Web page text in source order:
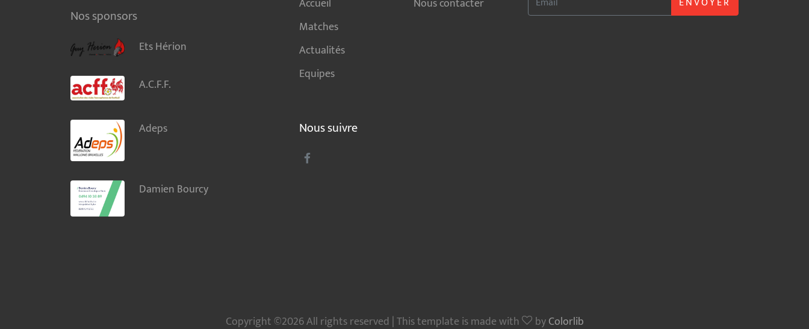
Nos sponsors
Ets Hérion
A.C.F.F.
Adeps
Damien Bourcy
Accueil
Matches
Actualités
Equipes
Nous contacter
Nous suivre
Copyright ©2026 All rights reserved | This template is made with byColorlib